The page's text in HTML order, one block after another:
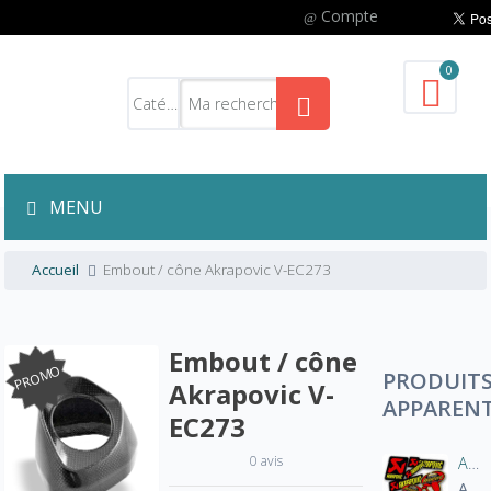
Compte
0
MENU
Accueil Embout / cône Akrapovic V-EC273
PROMO
Embout / cône
Akrapovic V-
EC273
0 avis
Autocollant sticker AKRAPOVIC 100% d'origine